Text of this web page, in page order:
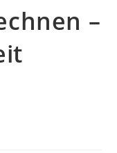
–